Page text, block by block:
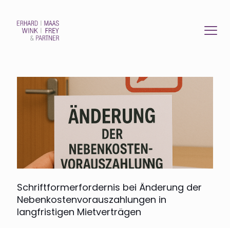
Schriftformerfordernis bei Änderung der
Nebenkostenvorauszahlungen in
langfristigen Mietverträgen